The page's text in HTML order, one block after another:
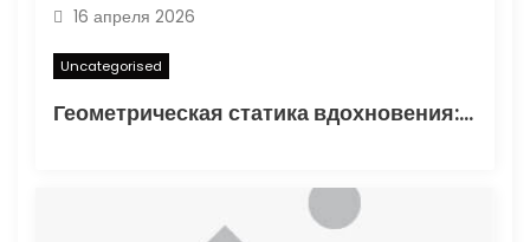
16 апреля 2026
Uncategorised
Геометрическая статика вдохновения: туннелирование карандаша как проявление синдромом отложенного существования